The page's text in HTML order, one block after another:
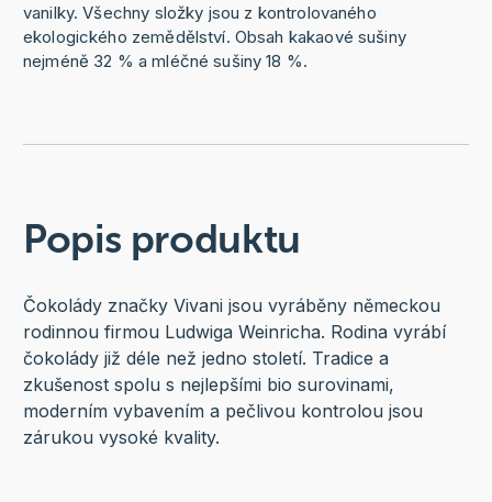
vanilky. Všechny složky jsou z kontrolovaného
ekologického zemědělství. Obsah kakaové sušiny
nejméně 32 % a mléčné sušiny 18 %.
Popis produktu
Čokolády značky Vivani jsou vyráběny německou
rodinnou firmou Ludwiga Weinricha. Rodina vyrábí
čokolády již déle než jedno století. Tradice a
zkušenost spolu s nejlepšími bio surovinami,
moderním vybavením a pečlivou kontrolou jsou
zárukou vysoké kvality.